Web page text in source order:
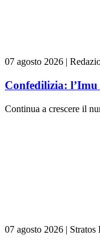
07 agosto 2026 |
Confedilizia:
Continua a crescere il
07 agosto 2026 | Stratos